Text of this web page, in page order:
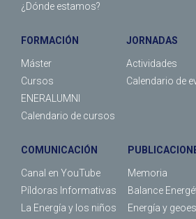
¿Dónde estamos?
FORMACIÓN
Máster
Cursos
ENERALUMNI
Calendario de cursos
JORNADAS
Actividades
Calendario de
COMUNICACIÓN
Canal en YouTube
Píldoras Informativas
La Energía y los niños
Memoria
Balance
Energía y